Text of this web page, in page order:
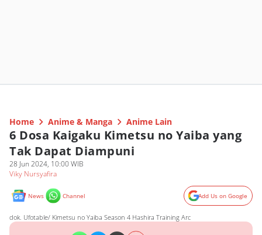
Home Anime & Manga Anime Lain
6 Dosa Kaigaku Kimetsu no Yaiba yang
Tak Dapat Diampuni
28 Jun 2024, 10:00 WIB
Viky Nursyafira
News Channel Add Us on Google
dok. Ufotable/ Kimetsu no Yaiba Season 4 Hashira Training Arc